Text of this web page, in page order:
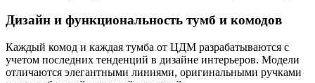
Дизайн и функциональность тумб и комодов
Каждый комод и каждая тумба от ЦДМ разрабатываются с
учетом последних тенденций в дизайне интерьеров. Модели
отличаются элегантными линиями, оригинальными ручками